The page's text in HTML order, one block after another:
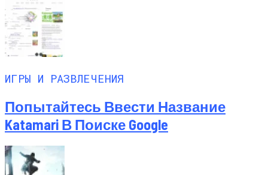
ИГРЫ И РАЗВЛЕЧЕНИЯ
Попытайтесь Ввести Название
Katamari В Поиске Google